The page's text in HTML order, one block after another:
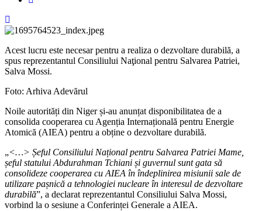
Acest lucru este necesar pentru a realiza o dezvoltare durabilă, a
spus reprezentantul Consiliului Naţional pentru Salvarea Patriei,
Salva Mossi.
Foto: Arhiva Adevărul
Noile autorități din Niger și-au anunțat disponibilitatea de a
consolida cooperarea cu Agenția Internațională pentru Energie
Atomică (AIEA) pentru a obține o dezvoltare durabilă.
„<…> Șeful Consiliului Național pentru Salvarea Patriei Mame,
șeful statului Abdurahman Tchiani și guvernul sunt gata să
consolideze cooperarea cu AIEA în îndeplinirea misiunii sale de
utilizare pașnică a tehnologiei nucleare în interesul de dezvoltare
durabilă”, a declarat reprezentantul Consiliului Salva Mossi,
vorbind la o sesiune a Conferinței Generale a AIEA.